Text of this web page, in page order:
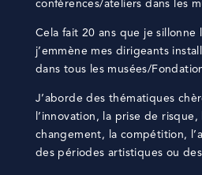
conférences/ateliers dans les
Cela fait 20 ans que je sillonne
j’emmène mes dirigeants
dans tous les musées/
J’aborde des thématiques
l’innovation, la prise de
changement, la compétition,
des périodes artistiques ou